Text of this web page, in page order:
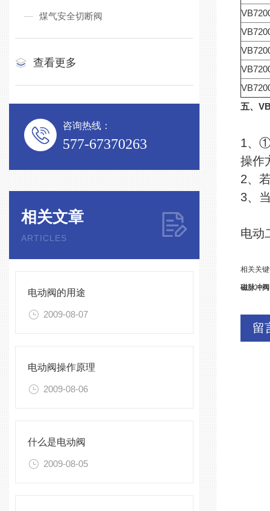
煤气安全切断阀
查看更多
咨询热线：
577-67370263
相关文章
ARTICLES
电动阀的用途
2009-08-07
电动阀操作原理
2009-08-06
什么是电动阀
2009-08-05
五、
1、
操作
2、
3、
电动
相关关
磁脉冲阀
留